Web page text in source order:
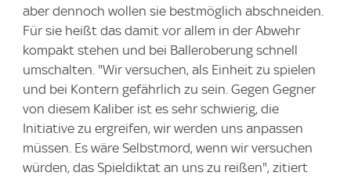
aber dennoch wollen sie bestmöglich abschneiden.
Für sie heißt das damit vor allem in der Abwehr
kompakt stehen und bei Balleroberung schnell
umschalten. "Wir versuchen, als Einheit zu spielen
und bei Kontern gefährlich zu sein. Gegen Gegner
von diesem Kaliber ist es sehr schwierig, die
Initiative zu ergreifen, wir werden uns anpassen
müssen. Es wäre Selbstmord, wenn wir versuchen
würden, das Spieldiktat an uns zu reißen", zitiert